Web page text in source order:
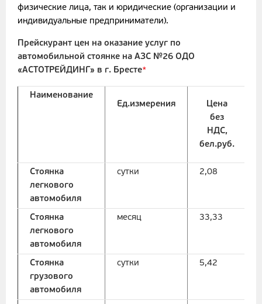
физические лица, так и юридические (организации и
индивидуальные предприниматели).
Прейскурант цен на оказание услуг по
автомобильной стоянке на АЗС №26 ОДО
«АСТОТРЕЙДИНГ» в г. Бресте*
Наименование
Ед.измерения
Цена
без
НДС,
бел.руб.
Стоянка
легкового
автомобиля
сутки 2,08
Стоянка
легкового
автомобиля
месяц 33,33
Стоянка
грузового
автомобиля
сутки 5,42